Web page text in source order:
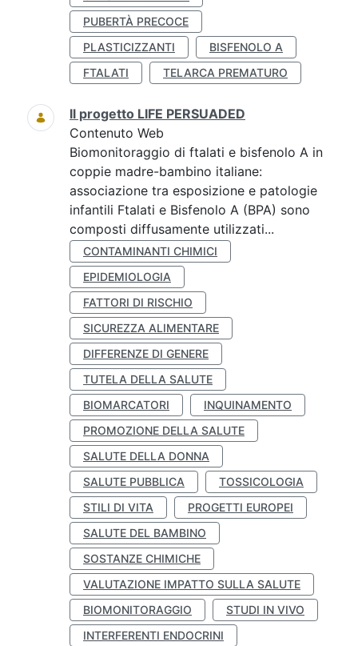
PUBERTÀ PRECOCE
PLASTICIZZANTI
BISFENOLO A
FTALATI
TELARCA PREMATURO
Il progetto LIFE PERSUADED
Contenuto Web
Biomonitoraggio di ftalati e bisfenolo A in
coppie madre-bambino italiane:
associazione tra esposizione e patologie
infantili Ftalati e Bisfenolo A (BPA) sono
composti diffusamente utilizzati...
CONTAMINANTI CHIMICI
EPIDEMIOLOGIA
FATTORI DI RISCHIO
SICUREZZA ALIMENTARE
DIFFERENZE DI GENERE
TUTELA DELLA SALUTE
BIOMARCATORI
INQUINAMENTO
PROMOZIONE DELLA SALUTE
SALUTE DELLA DONNA
SALUTE PUBBLICA
TOSSICOLOGIA
STILI DI VITA
PROGETTI EUROPEI
SALUTE DEL BAMBINO
SOSTANZE CHIMICHE
VALUTAZIONE IMPATTO SULLA SALUTE
BIOMONITORAGGIO
STUDI IN VIVO
INTERFERENTI ENDOCRINI